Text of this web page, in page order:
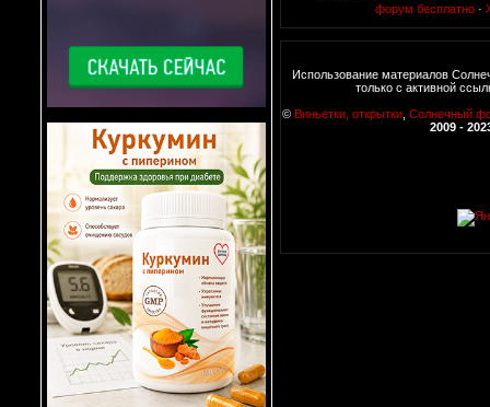
форум бесплатно ·
Использование материалов
только с активной
© Виньетки, открытки, Солнечный
2009 -